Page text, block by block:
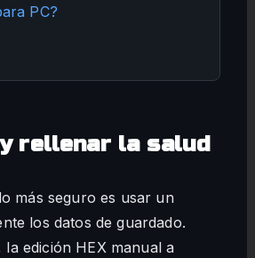
PC?
rellenar la salud
más seguro es usar un
los datos de guardado.
edición HEX manual a